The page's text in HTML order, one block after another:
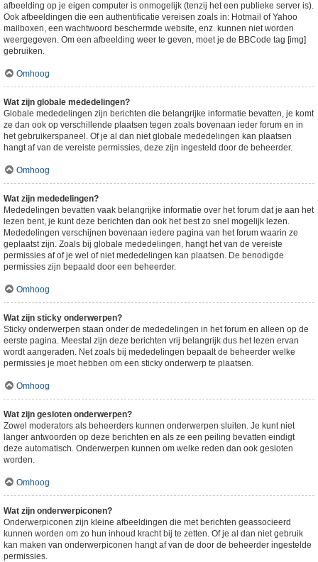
afbeelding op je eigen computer is onmogelijk (tenzij het een publieke server is).
Ook afbeeldingen die een authentificatie vereisen zoals in: Hotmail of Yahoo
mailboxen, een wachtwoord beschermde website, enz. kunnen niet worden
weergegeven. Om een afbeelding weer te geven, moet je de BBCode tag [img]
gebruiken.
Omhoog
Wat zijn globale mededelingen?
Globale mededelingen zijn berichten die belangrijke informatie bevatten, je komt
ze dan ook op verschillende plaatsen tegen zoals bovenaan ieder forum en in
het gebruikerspaneel. Of je al dan niet globale mededelingen kan plaatsen
hangt af van de vereiste permissies, deze zijn ingesteld door de beheerder.
Omhoog
Wat zijn mededelingen?
Mededelingen bevatten vaak belangrijke informatie over het forum dat je aan het
lezen bent, je kunt deze berichten dan ook het best zo snel mogelijk lezen.
Mededelingen verschijnen bovenaan iedere pagina van het forum waarin ze
geplaatst zijn. Zoals bij globale mededelingen, hangt het van de vereiste
permissies af of je wel of niet mededelingen kan plaatsen. De benodigde
permissies zijn bepaald door een beheerder.
Omhoog
Wat zijn sticky onderwerpen?
Sticky onderwerpen staan onder de mededelingen in het forum en alleen op de
eerste pagina. Meestal zijn deze berichten vrij belangrijk dus het lezen ervan
wordt aangeraden. Net zoals bij mededelingen bepaalt de beheerder welke
permissies je moet hebben om een sticky onderwerp te plaatsen.
Omhoog
Wat zijn gesloten onderwerpen?
Zowel moderators als beheerders kunnen onderwerpen sluiten. Je kunt niet
langer antwoorden op deze berichten en als ze een peiling bevatten eindigt
deze automatisch. Onderwerpen kunnen om welke reden dan ook gesloten
worden.
Omhoog
Wat zijn onderwerpiconen?
Onderwerpiconen zijn kleine afbeeldingen die met berichten geassocieerd
kunnen worden om zo hun inhoud kracht bij te zetten. Of je al dan niet gebruik
kan maken van onderwerpiconen hangt af van de door de beheerder ingestelde
permissies.